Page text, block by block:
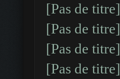
[Pas de titre]
[Pas de titre]
[Pas de titre]
[Pas de titre]